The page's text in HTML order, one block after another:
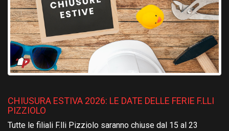
CHIUSURA ESTIVA 2026: LE DATE DELLE FERIE F.LLI
PIZZIOLO
Tutte le filiali F.lli Pizziolo saranno chiuse dal 15 al 23